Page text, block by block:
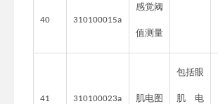
40 310100015a
感觉阈
值测量
41 310100023a 肌电图
包括眼
肌电